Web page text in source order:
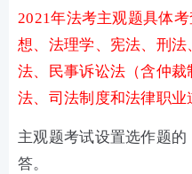
2021年法考主观题具体
想、法理学、宪法、刑
法、民事诉讼法（含仲
法、司法制度和法律职业
主观题考试设置选作题
答。